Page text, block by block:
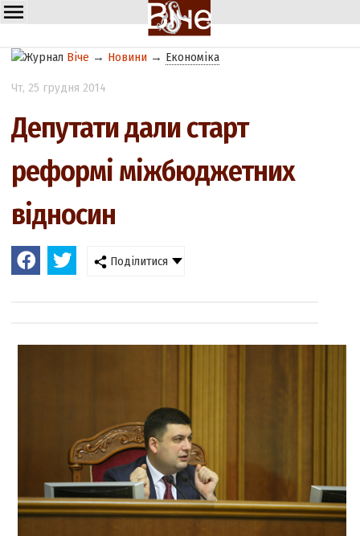
Віче → Новини → Економіка
Чт, 25 грудня 2014
Депутати дали старт
реформі міжбюджетних
відносин
Поділитися